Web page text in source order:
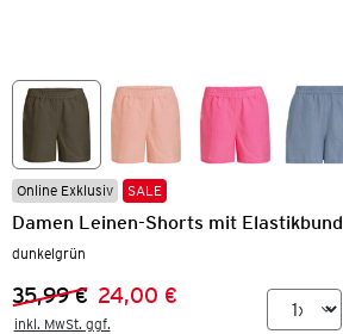
Online Exklusiv SALE
Damen Leinen-Shorts mit Elastikbund
dunkelgrün
Vorheriger Preis:
35,99 €
Neuer Preis:24,00 €
inkl. MwSt. ggf.